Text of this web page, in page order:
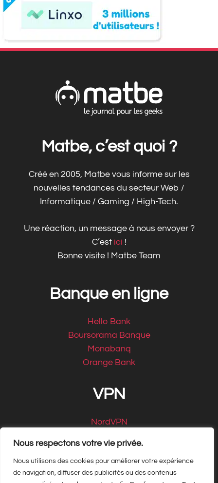
Nous respectons votre vie privée.
Nous utilisons des cookies pour améliorer votre expérience
de navigation, diffuser des publicités ou des contenus
Matbe, c’est quoi ?
Créé en 2005, Matbe vous informe sur les
nouvelles tendances du secteur Web /
Informatique / Gaming / High-Tech.
Une réaction, un message à nous envoyer ?
C’est ici !
Bonne visite ! Matbe Team
Banque en ligne
Hello Bank
Boursorama Banque
Monabanq
Orange Bank
VPN
NordVPN